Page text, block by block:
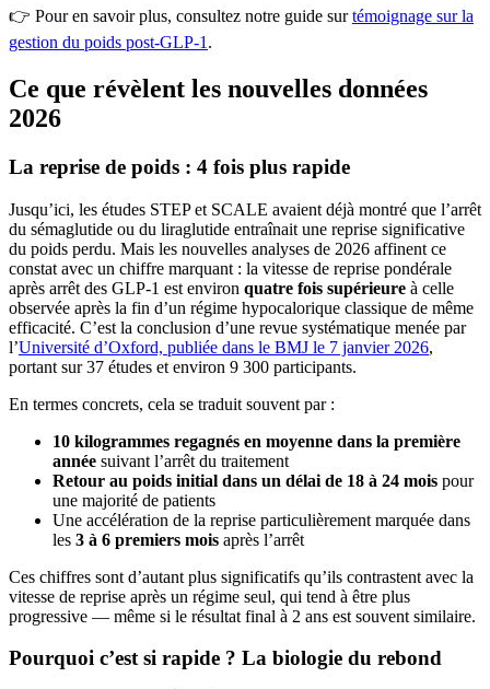
👉 Pour en savoir plus, consultez notre guide surtémoignage sur la
gestion du poids post-GLP-1 .
Ce que révèlent les nouvelles données
2026
La reprise de poids : 4 fois plus rapide
Jusqu’ici, les études STEP et SCALE avaient déjà montré que l’arrêt
du sémaglutide ou du liraglutide entraînait une reprise significative
du poids perdu. Mais les nouvelles analyses de 2026 affinent ce
constat avec un chiffre marquant : la vitesse de reprise pondérale
après arrêt des GLP-1 est environ quatre fois supérieure à celle
observée après la fin d’un régime hypocalorique classique de même
efficacité. C’est la conclusion d’une revue systématique menée par
l’Université d’Oxford, publiée dans le BMJ le 7 janvier 2026,
portant sur 37 études et environ 9 300 participants.
En termes concrets, cela se traduit souvent par :
10 kilogrammes regagnés en moyenne dans la première
année suivant l’arrêt du traitement
Retour au poids initial dans un délai de 18 à 24 mois pour
une majorité de patients
Une accélération de la reprise particulièrement marquée dans
les 3 à 6 premiers mois après l’arrêt
Ces chiffres sont d’autant plus significatifs qu’ils contrastent avec la
vitesse de reprise après un régime seul, qui tend à être plus
progressive — même si le résultat final à 2 ans est souvent similaire.
Pourquoi c’est si rapide ? La biologie du rebond